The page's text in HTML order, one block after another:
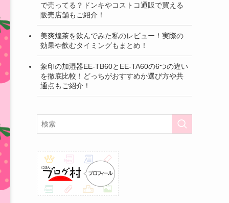
で売ってる？ドンキやコストコ通販で買える
販売店舗もご紹介！
美爽煌茶を飲んでみた私のレビュー！実際の
効果や飲むタイミングもまとめ！
象印の加湿器EE-TB60とEE-TA60の6つの違い
を徹底比較！どっちがおすすめか選び方や共
通点もご紹介！